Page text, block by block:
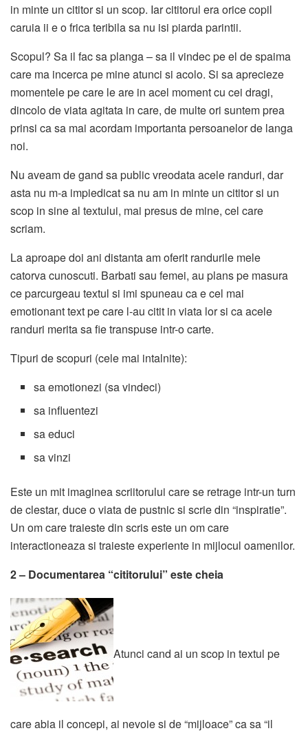
in minte un cititor si un scop. Iar cititorul era orice copil
caruia ii e o frica teribila sa nu isi piarda parintii.
Scopul? Sa il fac sa planga – sa il vindec pe el de spaima
care ma incerca pe mine atunci si acolo. Si sa aprecieze
momentele pe care le are in acel moment cu cei dragi,
dincolo de viata agitata in care, de multe ori suntem prea
prinsi ca sa mai acordam importanta persoanelor de langa
noi.
Nu aveam de gand sa public vreodata acele randuri, dar
asta nu m-a impiedicat sa nu am in minte un cititor si un
scop in sine al textului, mai presus de mine, cel care
scriam.
La aproape doi ani distanta am oferit randurile mele
catorva cunoscuti. Barbati sau femei, au plans pe masura
ce parcurgeau textul si imi spuneau ca e cel mai
emotionant text pe care l-au citit in viata lor si ca acele
randuri merita sa fie transpuse intr-o carte.
Tipuri de scopuri (cele mai intalnite):
sa emotionezi (sa vindeci)
sa influentezi
sa educi
sa vinzi
Este un mit imaginea scriitorului care se retrage intr-un turn
de clestar, duce o viata de pustnic si scrie din “inspiratie”.
Un om care traieste din scris este un om care
interactioneaza si traieste experiente in mijlocul oamenilor.
2 – Documentarea “cititorului” este cheia
Atunci cand ai un scop in textul pe
care abia il concepi, ai nevoie si de “mijloace” ca sa “il